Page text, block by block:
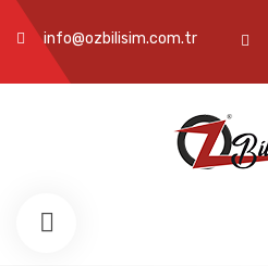
info@ozbilisim.com.tr